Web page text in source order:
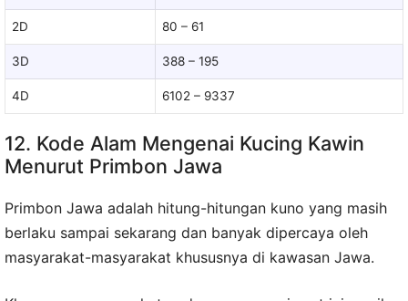
2D 80 – 61
3D 388 – 195
4D 6102 – 9337
12. Kode Alam Mengenai Kucing Kawin
Menurut Primbon Jawa
Primbon Jawa adalah hitung-hitungan kuno yang masih
berlaku sampai sekarang dan banyak dipercaya oleh
masyarakat-masyarakat khususnya di kawasan Jawa.